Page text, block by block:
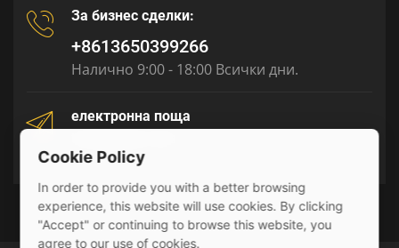
За бизнес сделки:
+8613650399266
Налично 9:00 - 18:00 Всички дни.
електронна поща
Cookie Policy
In order to provide you with a better browsing
experience, this website will use cookies. By clicking
"Accept" or continuing to browse this website, you
agree to our use of cookies.